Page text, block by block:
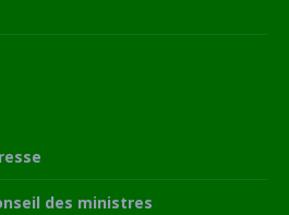
des ministres